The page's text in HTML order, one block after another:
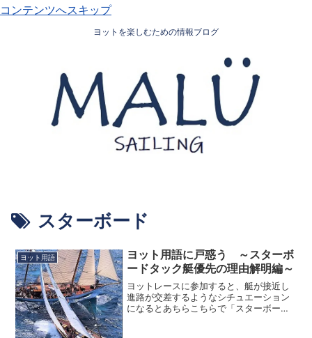
コンテンツへスキップ
ヨットを楽しむための情報ブログ
スターボード
ヨット用語
ヨット用語に戸惑う ～スターボ
ードタック艇優先の理由解明編～
ヨットレースに参加すると、艇が接近し
進路が交差するようなシチュエーション
になるとあちらこちらで「スターボー